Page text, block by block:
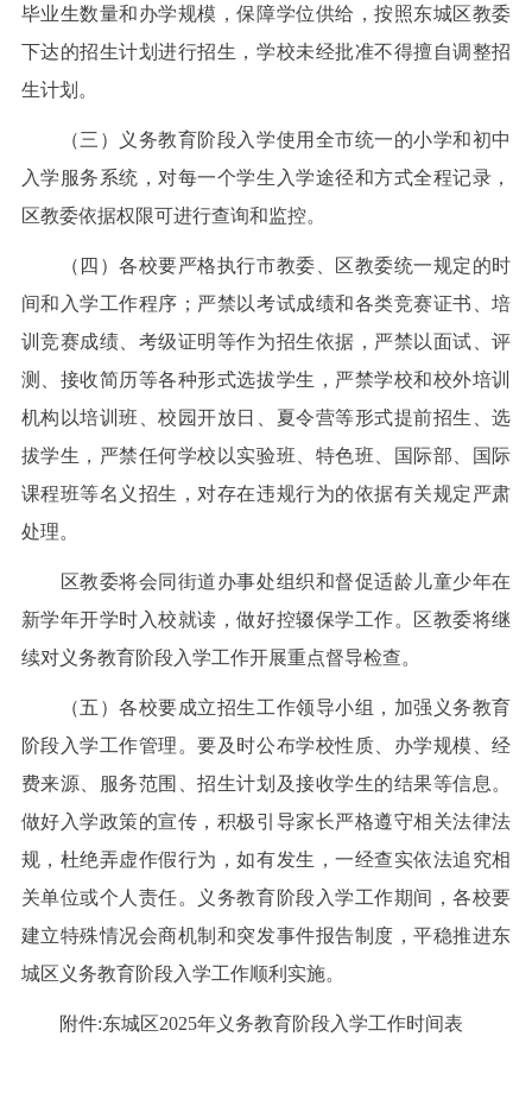
毕业生数量和办学规模，保障学位供给，按照东城区教委
下达的招生计划进行招生，学校未经批准不得擅自调整招
生计划。
（三）义务教育阶段入学使用全市统一的小学和初中
入学服务系统，对每一个学生入学途径和方式全程记录，
区教委依据权限可进行查询和监控。
（四）各校要严格执行市教委、区教委统一规定的时
间和入学工作程序；严禁以考试成绩和各类竞赛证书、培
训竞赛成绩、考级证明等作为招生依据，严禁以面试、评
测、接收简历等各种形式选拔学生，严禁学校和校外培训
机构以培训班、校园开放日、夏令营等形式提前招生、选
拔学生，严禁任何学校以实验班、特色班、国际部、国际
课程班等名义招生，对存在违规行为的依据有关规定严肃
处理。
区教委将会同街道办事处组织和督促适龄儿童少年在
新学年开学时入校就读，做好控辍保学工作。区教委将继
续对义务教育阶段入学工作开展重点督导检查。
（五）各校要成立招生工作领导小组，加强义务教育
阶段入学工作管理。要及时公布学校性质、办学规模、经
费来源、服务范围、招生计划及接收学生的结果等信息。
做好入学政策的宣传，积极引导家长严格遵守相关法律法
规，杜绝弄虚作假行为，如有发生，一经查实依法追究相
关单位或个人责任。义务教育阶段入学工作期间，各校要
建立特殊情况会商机制和突发事件报告制度，平稳推进东
城区义务教育阶段入学工作顺利实施。
附件:东城区2025年义务教育阶段入学工作时间表